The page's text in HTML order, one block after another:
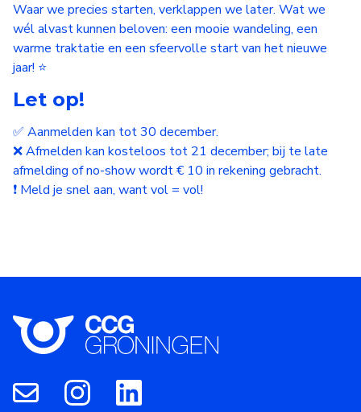
Waar we precies starten, verklappen we later. Wat we
wél alvast kunnen beloven: een mooie wandeling, een
warme traktatie en een sfeervolle start van het nieuwe
jaar! ⭐
Let op!
✅ Aanmelden kan tot 30 december.
❌ Afmelden kan kosteloos tot 21 december; bij te late
afmelding of no-show wordt € 10 in rekening gebracht.
❗ Meld je snel aan, want vol = vol!